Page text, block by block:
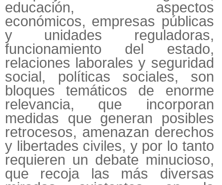
educación, aspectos
económicos, empresas públicas
y unidades reguladoras,
funcionamiento del estado,
relaciones laborales y seguridad
social, políticas sociales, son
bloques temáticos de enorme
relevancia, que incorporan
medidas que generan posibles
retrocesos, amenazan derechos
y libertades civiles, y por lo tanto
requieren un debate minucioso,
que recoja las más diversas